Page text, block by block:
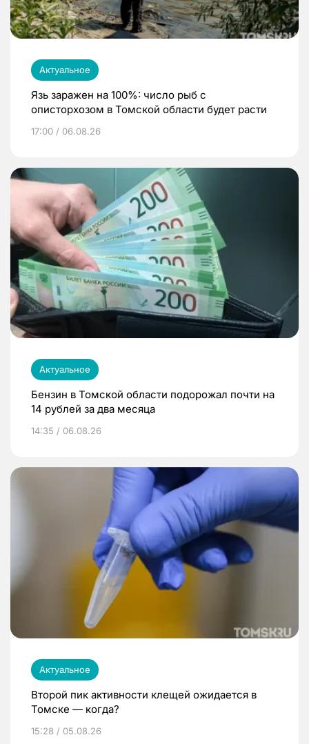
Актуальное
Язь заражен на 100%: число рыб с
описторхозом в Томской области будет расти
17:00 / 06.08.26
Актуальное
Бензин в Томской области подорожал почти на
14 рублей за два месяца
14:35 / 06.08.26
Актуальное
Второй пик активности клещей ожидается в
Томске — когда?
15:28 / 05.08.26